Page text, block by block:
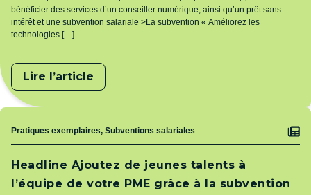
bénéficier des services d’un conseiller numérique, ainsi qu’un prêt sans
intérêt et une subvention salariale >La subvention « Améliorez les
technologies […]
Lire l’article
Headline Ajoutez de jeunes talents à
l’équipe de votre PME grâce à la subvention
Sujet
Pratiques exemplaires, Subventions salariales